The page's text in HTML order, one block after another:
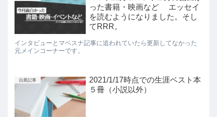
った書籍・映画など エッセイ
を読むようになりました。そし
てRRR。
インタビューとマベスナ記事に追われていたら更新してなかった
元メインコーナーです。
自薦記事
2021/1/17時点での生涯ベスト本
５冊（小説以外）